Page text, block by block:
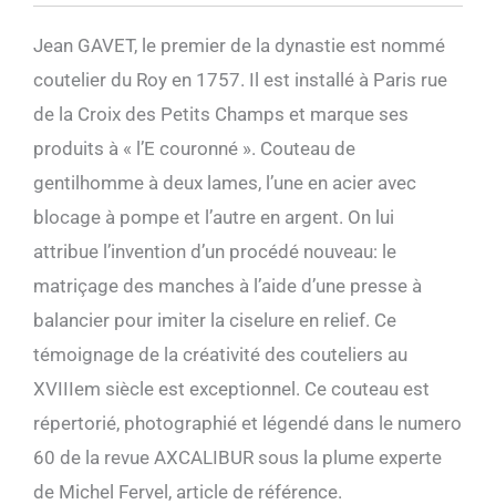
Jean GAVET, le premier de la dynastie est nommé
coutelier du Roy en 1757. Il est installé à Paris rue
de la Croix des Petits Champs et marque ses
produits à « l’E couronné ». Couteau de
gentilhomme à deux lames, l’une en acier avec
blocage à pompe et l’autre en argent. On lui
attribue l’invention d’un procédé nouveau: le
matriçage des manches à l’aide d’une presse à
balancier pour imiter la ciselure en relief. Ce
témoignage de la créativité des couteliers au
XVIIIem siècle est exceptionnel. Ce couteau est
répertorié, photographié et légendé dans le numero
60 de la revue AXCALIBUR sous la plume experte
de Michel Fervel, article de référence.